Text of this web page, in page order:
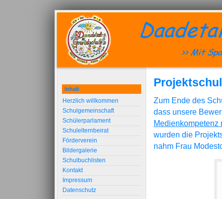
Zum Ende des
dass unsere
Medienkompetenz
wurden die
nahm Frau
Inhalt
Herzlich willkommen
Schulgemeinschaft
Schülerparlament
Schulelternbeirat
Förderverein
Bildergalerie
Schulbuchlisten
Kontakt
Impressum
Datenschutz